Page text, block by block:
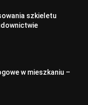
szkieletu
w mieszkaniu –